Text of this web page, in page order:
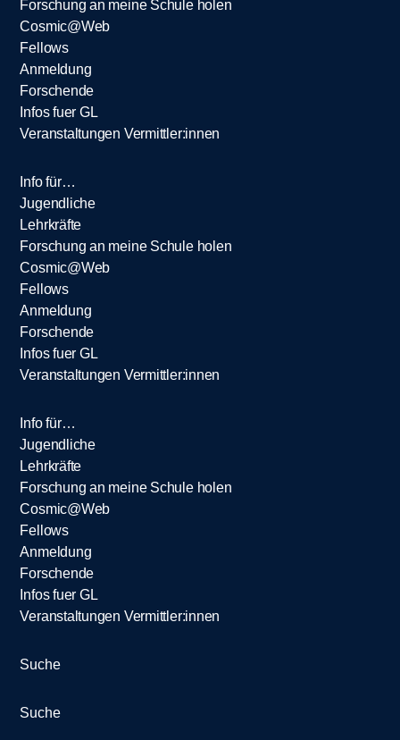
Forschung an meine Schule holen
Cosmic@Web
Fellows
Anmeldung
Forschende
Infos fuer GL
Veranstaltungen Vermittler:innen
Info für…
Jugendliche
Lehrkräfte
Forschung an meine Schule holen
Cosmic@Web
Fellows
Anmeldung
Forschende
Infos fuer GL
Veranstaltungen Vermittler:innen
Info für…
Jugendliche
Lehrkräfte
Forschung an meine Schule holen
Cosmic@Web
Fellows
Anmeldung
Forschende
Infos fuer GL
Veranstaltungen Vermittler:innen
Suche
Suche